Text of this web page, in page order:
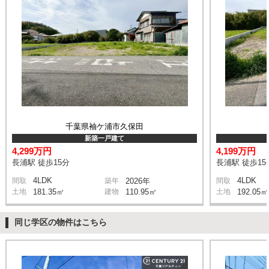
千葉県袖ケ浦市久保田
新築一戸建て
4,299万円
長浦駅 徒歩15分
間取 4LDK 築年 2026年
土地 181.35㎡ 建物 110.95㎡
4,199万円
長浦駅 徒歩15
間取 4LDK
土地 192.05㎡
同じ学区の物件はこちら